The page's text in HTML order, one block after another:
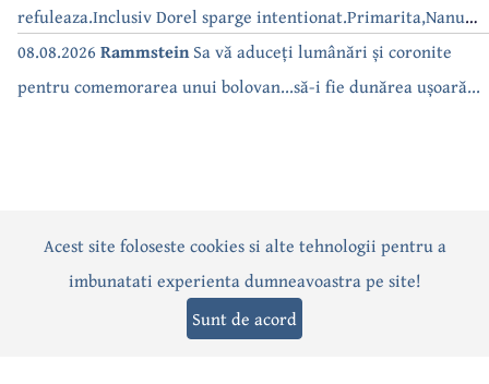
refuleaza.Inclusiv Dorel sparge intentionat.Primarita,Nanu
bea apa de la robinet.Asta as intreba o si pe Izabel Mitrea
08.08.2026 RammsteinSa vă aduceți lumânări și coronite
pentru comemorarea unui bolovan...să-i fie dunărea ușoară...
ActualitatePoliticăSocialEvenimentInterviuri
Editorial Sport Anunțuri
Acest site foloseste cookies si alte tehnologii pentru a
imbunatati experienta dumneavoastra pe site!
Sunt de acord